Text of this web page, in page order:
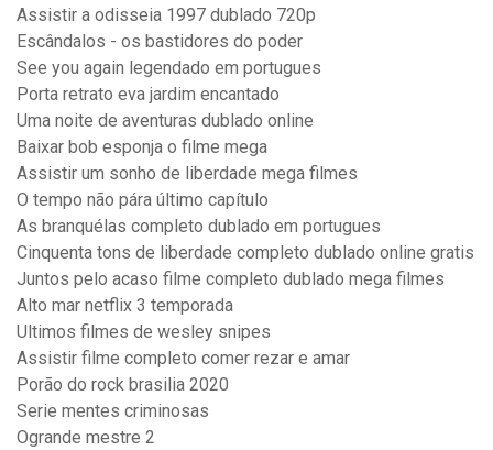
Assistir a odisseia 1997 dublado 720p
Escândalos - os bastidores do poder
See you again legendado em portugues
Porta retrato eva jardim encantado
Uma noite de aventuras dublado online
Baixar bob esponja o filme mega
Assistir um sonho de liberdade mega filmes
O tempo não pára último capítulo
As branquélas completo dublado em portugues
Cinquenta tons de liberdade completo dublado online gratis
Juntos pelo acaso filme completo dublado mega filmes
Alto mar netflix 3 temporada
Ultimos filmes de wesley snipes
Assistir filme completo comer rezar e amar
Porão do rock brasilia 2020
Serie mentes criminosas
Ogrande mestre 2